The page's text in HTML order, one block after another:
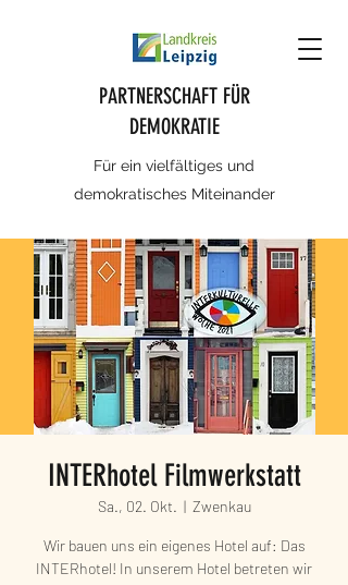
PARTNERSCHAFT FÜR
DEMOKRATIE
Für ein vielfältiges und
demokratisches Miteinander
INTERhotel Filmwerkstatt
Sa., 02. Okt.
  |
Zwenkau
Wir bauen uns ein eigenes Hotel auf: Das
INTERhotel! In unserem Hotel betreten wir